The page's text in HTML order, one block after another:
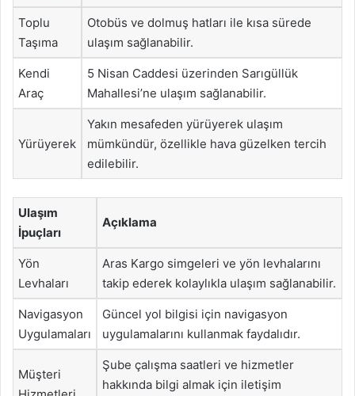
Toplu
Taşıma
Otobüs ve dolmuş hatları ile kısa sürede
ulaşım sağlanabilir.
Kendi
Araç
5 Nisan Caddesi üzerinden Sarıgüllük
Mahallesi’ne ulaşım sağlanabilir.
Yürüyerek
Yakın mesafeden yürüyerek ulaşım
mümkündür, özellikle hava güzelken tercih
edilebilir.
Ulaşım
İpuçları
Açıklama
Yön
Levhaları
Aras Kargo simgeleri ve yön levhalarını
takip ederek kolaylıkla ulaşım sağlanabilir.
Navigasyon
Uygulamaları
Güncel yol bilgisi için navigasyon
uygulamalarını kullanmak faydalıdır.
Müşteri
Şube çalışma saatleri ve hizmetler
hakkında bilgi almak için iletişim